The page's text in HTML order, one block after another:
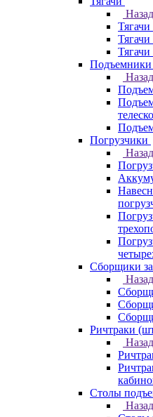
Назад
Тягачи
Тягачи
Подъемники
Назад
Погрузчики
Назад
Сборщики
Назад
Ричтраки
Назад
Столы
Назад